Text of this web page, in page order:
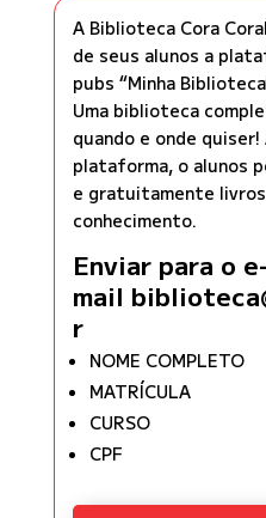
A Biblioteca Cora
de seus alunos a
pubs “Minha
Uma biblioteca
quando e onde
plataforma, o alunos
e gratuitamente
conhecimento.
Enviar para o
mail
r
NOME COMPLETO
MATRÍCULA
CURSO
CPF